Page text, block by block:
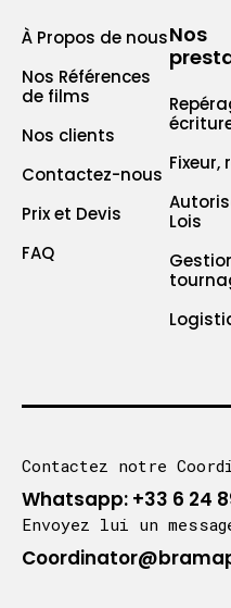
À Propos de nous
Nos Références
de films
Nos clients
Contactez-nous
Prix et Devis
FAQ
Nos
Fixeur,
Lois
Contactez notre
Whatsapp: +33 6 24
Envoyez lui un